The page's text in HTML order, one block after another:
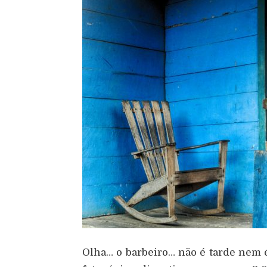
Olha… o barbeiro… não é tarde nem